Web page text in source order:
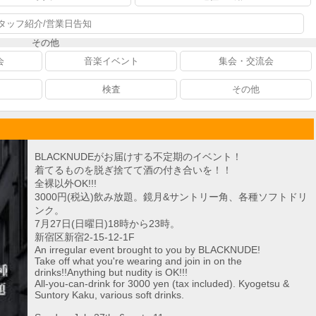
ッフ紹介/営業日告知
その他
音楽イベント 集会・交流会
検査 その他
BLACKNUDEがお届けする不定期のイベント！
着てるものを脱ぎ捨てて酒の付き合いを！！
全裸以外OK!!!
3000円(税込)飲み放題。鏡月&サントリー角、各種ソフトドリ
ンク。
7月27日(日曜日)18時から23時。
新宿区新宿2-15-12-1F
An irregular event brought to you by BLACKNUDE!
Take off what you're wearing and join in on the
drinks!!Anything but nudity is OK!!!
All-you-can-drink for 3000 yen (tax included). Kyogetsu &
Suntory Kaku, various soft drinks.